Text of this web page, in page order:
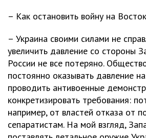
– Как остановить войну на
– Украина своими силами не
увеличить давление со стороны
России не все потеряно.
постоянно оказывать давление
проводить антивоенные
конкретизировать требования:
например, от властей отказа от
сепаратистам. На мой взгляд,